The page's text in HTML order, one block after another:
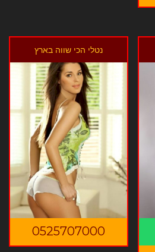
נטלי הכי שווה בארץ
0525707000